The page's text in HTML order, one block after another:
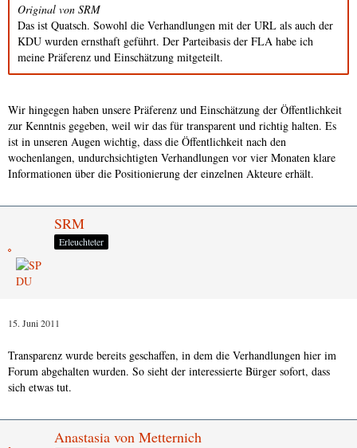
Original von SRM
Das ist Quatsch. Sowohl die Verhandlungen mit der URL als auch der
KDU wurden ernsthaft geführt. Der Parteibasis der FLA habe ich
meine Präferenz und Einschätzung mitgeteilt.
Wir hingegen haben unsere Präferenz und Einschätzung der Öffentlichkeit
zur Kenntnis gegeben, weil wir das für transparent und richtig halten. Es
ist in unseren Augen wichtig, dass die Öffentlichkeit nach den
wochenlangen, undurchsichtigten Verhandlungen vor vier Monaten klare
Informationen über die Positionierung der einzelnen Akteure erhält.
SRM
Erleuchteter
15. Juni 2011
Transparenz wurde bereits geschaffen, in dem die Verhandlungen hier im
Forum abgehalten wurden. So sieht der interessierte Bürger sofort, dass
sich etwas tut.
Anastasia von Metternich